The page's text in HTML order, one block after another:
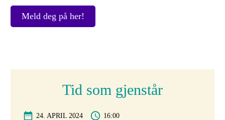
Meld deg på her!
Tid som gjenstår
24. APRIL 2024 16:00